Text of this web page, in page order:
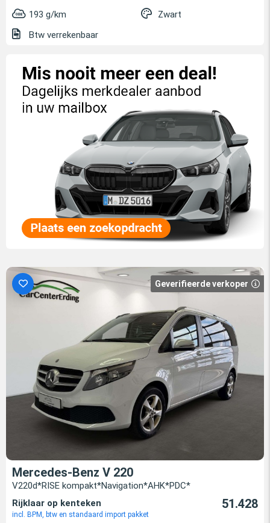
193 g/km
Zwart
Btw verrekenbaar
Geverifieerde verkoper
Mercedes-Benz V 220
V220d*RISE kompakt*Navigation*AHK*PDC*
Rijklaar op kenteken
incl. BPM, btw en standaard import pakket
51.428